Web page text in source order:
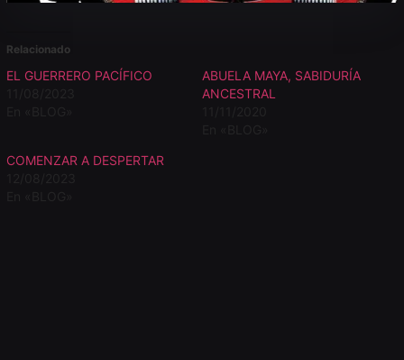
Relacionado
EL GUERRERO PACÍFICO
ABUELA MAYA, SABIDURÍA
ANCESTRAL
COMENZAR A DESPERTAR